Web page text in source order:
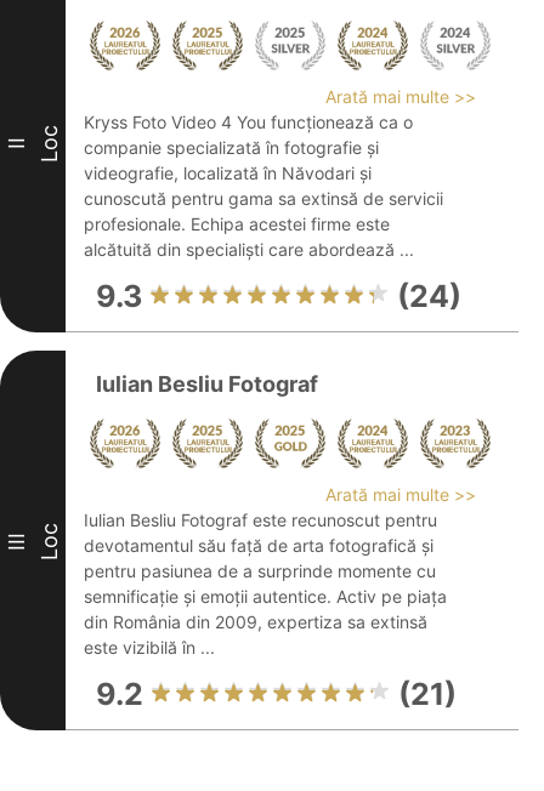
II Loc
Arată mai multe >>
Kryss Foto Video 4 You funcționează ca o
companie specializată în fotografie și
videografie, localizată în Năvodari și
cunoscută pentru gama sa extinsă de servicii
profesionale. Echipa acestei firme este
alcătuită din specialiști care abordează ...
9.3 (24)
III Loc
Iulian Besliu Fotograf
Arată mai multe >>
Iulian Besliu Fotograf este recunoscut pentru
devotamentul său față de arta fotografică și
pentru pasiunea de a surprinde momente cu
semnificație și emoții autentice. Activ pe piața
din România din 2009, expertiza sa extinsă
este vizibilă în ...
9.2 (21)